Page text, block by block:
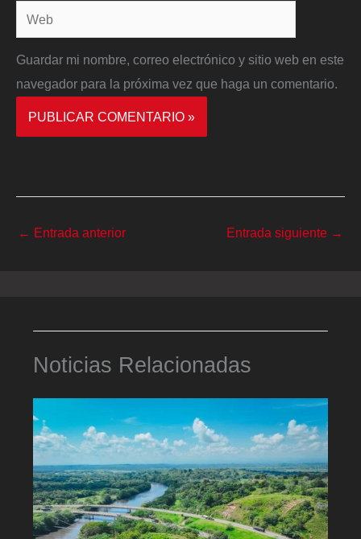
Web
Guardar mi nombre, correo electrónico y sitio web en este
navegador para la próxima vez que haga un comentario.
← Entrada anterior Entrada siguiente →
Noticias Relacionadas